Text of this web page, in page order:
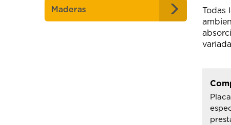
Maderas
Todas